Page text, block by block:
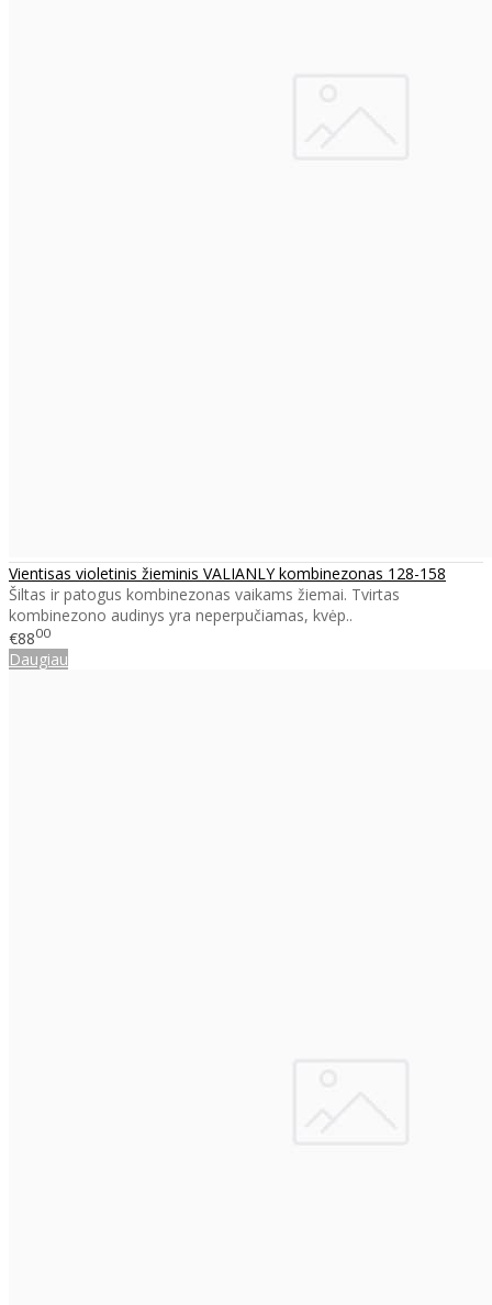
Vientisas violetinis žieminis VALIANLY kombinezonas 128-158
Šiltas ir patogus kombinezonas vaikams žiemai. Tvirtas
kombinezono audinys yra neperpučiamas, kvėp..
€8800
Daugiau